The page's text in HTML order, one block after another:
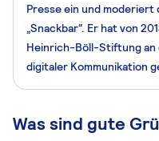
Presse ein und
„Snackbar“. Er hat von
Heinrich-Böll-Stiftung an
digitaler Kommunikation
Was sind gute